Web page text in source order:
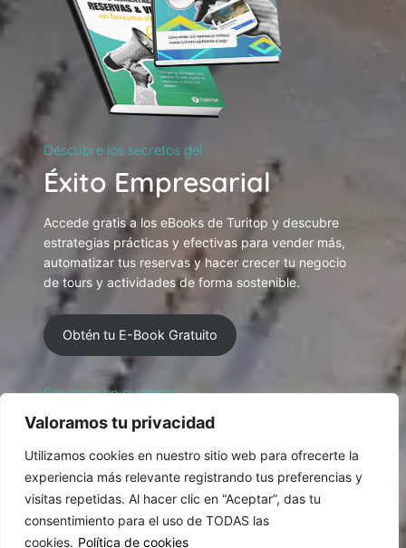
Valoramos tu privacidad
Utilizamos cookies en nuestro sitio web para ofrecerte la
experiencia más relevante registrando tus preferencias y
visitas repetidas. Al hacer clic en “Aceptar”, das tu
consentimiento para el uso de TODAS las
cookies. Política de cookies
Descubre los secretos del
Éxito Empresarial
Accede gratis a los eBooks de Turitop y descubre
estrategias prácticas y efectivas para vender más,
automatizar tus reservas y hacer crecer tu negocio
de tours y actividades de forma sostenible.
Obtén tu E-Book Gratuito
Síguenos en nuestras
Redes Sociales